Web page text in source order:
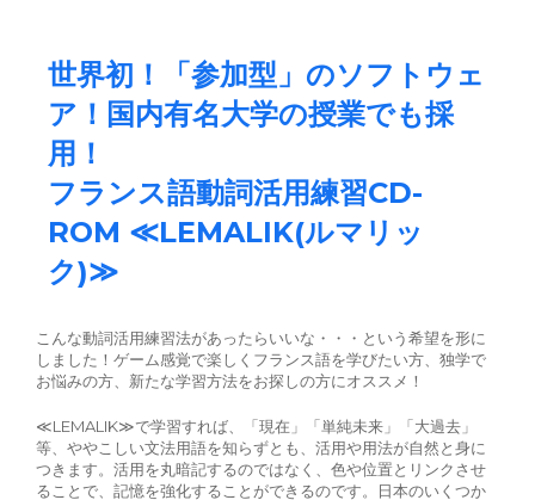
世界初！「参加型」のソフトウェ
ア！国内有名大学の授業でも採
用！
フランス語動詞活用練習CD-
ROM ≪LEMALIK(ルマリッ
ク)≫
こんな動詞活用練習法があったらいいな・・・という希望を形に
しました！ゲーム感覚で楽しくフランス語を学びたい方、独学で
お悩みの方、新たな学習方法をお探しの方にオススメ！
≪LEMALIK≫で学習すれば、「現在」「単純未来」「大過去」
等、ややこしい文法用語を知らずとも、活用や用法が自然と身に
つきます。活用を丸暗記するのではなく、色や位置とリンクさせ
ることで、記憶を強化することができるのです。日本のいくつか